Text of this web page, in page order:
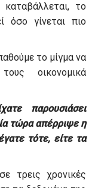
το
όσο γίνεται πιο
το μίγμα να
οικονομικά
παρουσιάσει
τώρα απέρριψε η
τότε, είτε τα
τρεις χρονικές